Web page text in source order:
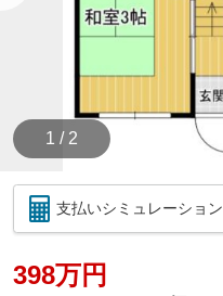
1 / 2
支払いシミュレーション
398万円